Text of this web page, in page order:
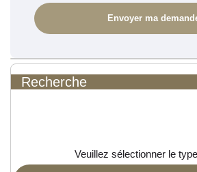
Recherche
Veuillez sélectionner le